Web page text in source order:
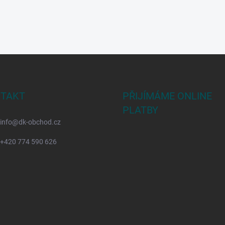
info@dk-obchod.cz
+420 774 590 626
PŘIJÍMÁME ONLINE
PLATBY